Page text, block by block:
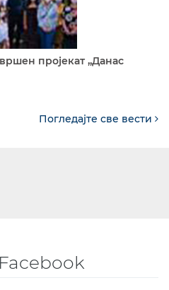
пројекат „Данас
Погледајте све вести